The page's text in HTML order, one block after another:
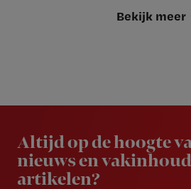
Bekijk meer
Altijd op de hoogte
nieuws en
artikelen?